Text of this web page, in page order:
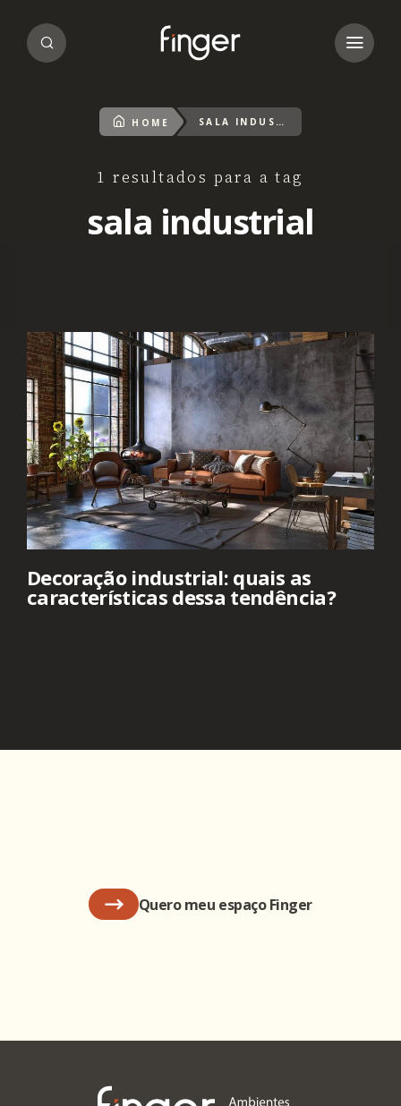
HOME SALA INDUSTRIAL
1 resultados para a tag
sala industrial
Decoração industrial: quais as
características dessa tendência?
Quero meu espaço Finger